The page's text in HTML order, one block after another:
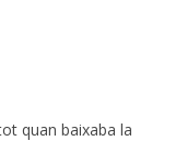
quan baixaba la